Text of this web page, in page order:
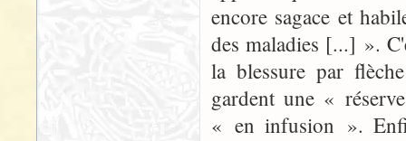
encore sagace et
des maladies [...] ».
la blessure par
gardent une «
« en infusion ».